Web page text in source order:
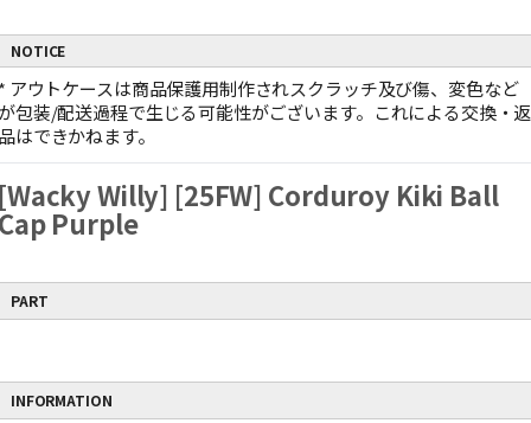
NOTICE
アウトケースは商品保護用制作されスクラッチ及び傷、変色など
包装/配送過程で生じる可能性がございます。これによる交換・返
はできかねます。
Willy] [25FW] Corduroy Kiki Ball
Purple
PART
INFORMATION